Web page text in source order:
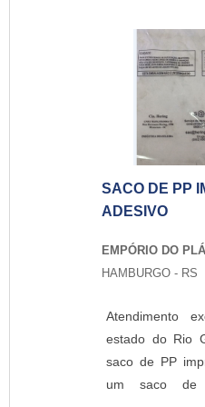
empresa
diversos
para fazer um
bobina de
Elas se
aspecto que
transparente,
visual, o
destaca
SACO DE PP
ADESIVO
EMPÓRIO DO
HAMBURGO - RS
Atendimento
estado do Rio
saco de PP
um saco de